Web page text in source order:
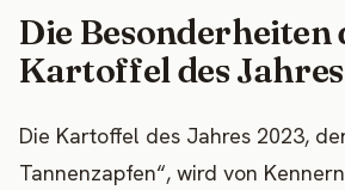
Die Besonderheiten
Kartoffel des
Die Kartoffel des Jahres 2023,
Tannenzapfen“, wird von